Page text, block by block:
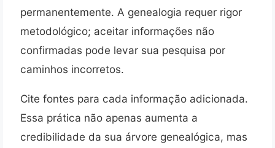
permanentemente. A genealogia requer rigor
metodológico; aceitar informações não
confirmadas pode levar sua pesquisa por
caminhos incorretos.
Cite fontes para cada informação adicionada.
Essa prática não apenas aumenta a
credibilidade da sua árvore genealógica, mas